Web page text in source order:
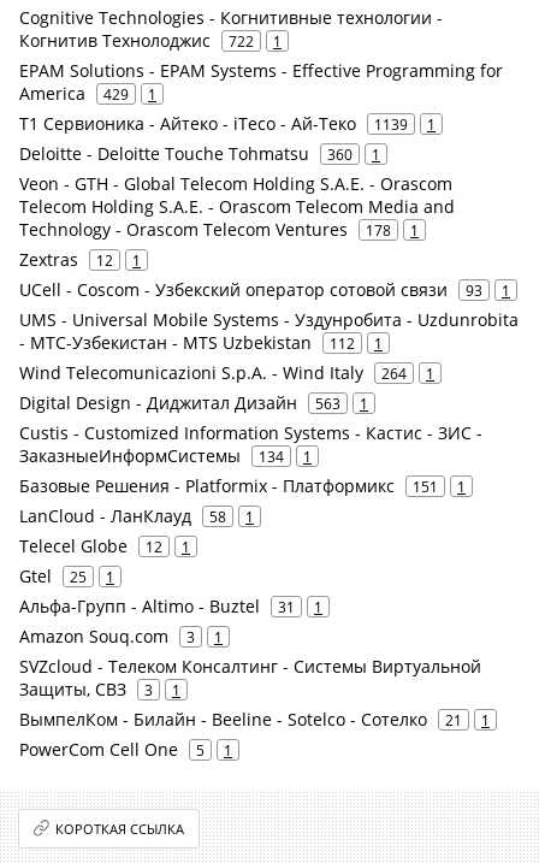
Cognitive Technologies - Когнитивные технологии -
Когнитив Технолоджис
722 1
EPAM Solutions - EPAM Systems - Effective Programming for
America
429 1
Т1 Сервионика - Айтеко - iTeco - Ай-Теко 1139 1
Deloitte - Deloitte Touche Tohmatsu 360 1
Veon - GTH - Global Telecom Holding S.A.E. - Orascom
Telecom Holding S.A.E. - Orascom Telecom Media and
Technology - Orascom Telecom Ventures
178 1
Zextras 12 1
UCell - Coscom - Узбекский оператор сотовой связи 93 1
UMS - Universal Mobile Systems - Уздунробита - Uzdunrobita
- МТС-Узбекистан - MTS Uzbekistan
112 1
Wind Telecomunicazioni S.p.A. - Wind Italy 264 1
Digital Design - Диджитал Дизайн 563 1
Custis - Customized Information Systems - Кастис - ЗИС -
ЗаказныеИнформСистемы
134 1
Базовые Решения - Platformix - Платформикс 151 1
LanCloud - ЛанКлауд 58 1
Telecel Globe 12 1
Gtel 25 1
Альфа-Групп - Altimo - Buztel 31 1
Amazon Souq.com 3 1
SVZcloud - Телеком Консалтинг - Системы Виртуальной
Защиты, СВЗ
3 1
ВымпелКом - Билайн - Beeline - Sotelco - Сотелко 21 1
PowerCom Cell One 5 1
КОРОТКАЯ ССЫЛКА